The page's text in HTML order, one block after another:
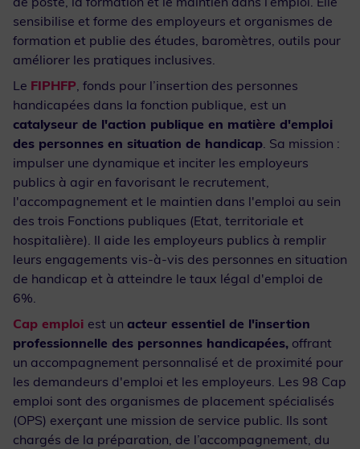
sensibilise et forme des employeurs et organismes de
formation et publie des études, baromètres, outils pour
améliorer les pratiques inclusives.
Le FIPHFP, fonds pour l’insertion des personnes
handicapées dans la fonction publique, est un
catalyseur de l'action publique en matière d'emploi
des personnes en situation de handicap. Sa mission :
impulser une dynamique et inciter les employeurs
publics à agir en favorisant le recrutement,
l'accompagnement et le maintien dans l'emploi au sein
des trois Fonctions publiques (Etat, territoriale et
hospitalière). Il aide les employeurs publics à remplir
leurs engagements vis-à-vis des personnes en situation
de handicap et à atteindre le taux légal d'emploi de
6%.
Cap emploi est un acteur essentiel de l'insertion
professionnelle des personnes handicapées, offrant
un accompagnement personnalisé et de proximité pour
les demandeurs d'emploi et les employeurs. Les 98 Cap
emploi sont des organismes de placement spécialisés
(OPS) exerçant une mission de service public. Ils sont
chargés de la préparation, de l’accompagnement, du